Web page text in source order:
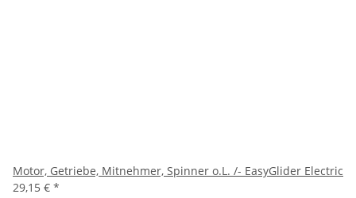
Motor, Getriebe, Mitnehmer, Spinner o.L. /- EasyGlider Electric
29,15 € *